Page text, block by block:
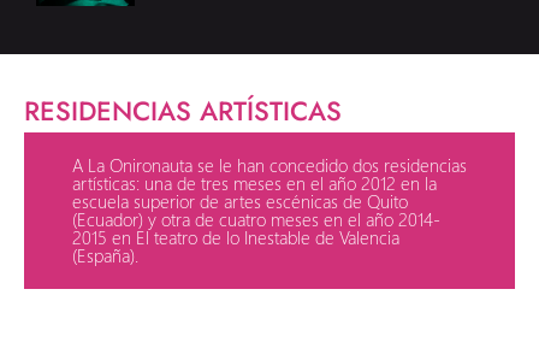
RESIDENCIAS ARTÍSTICAS
A La Onironauta se le han concedido dos residencias
artísticas: una de tres meses en el año 2012 en la
escuela superior de artes escénicas de Quito
(Ecuador) y otra de cuatro meses en el año 2014-
2015 en El teatro de lo Inestable de Valencia
(España).